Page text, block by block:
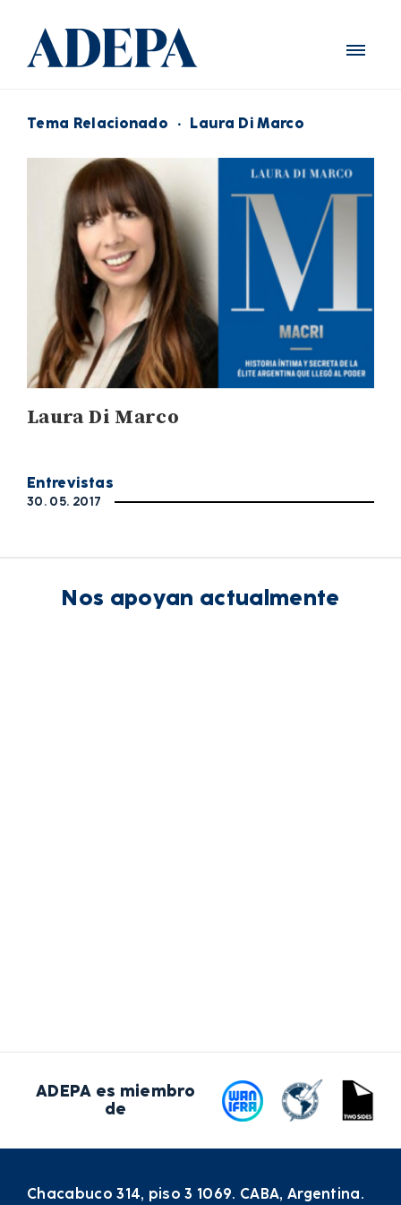
Tema Relacionado · Laura Di Marco
Laura Di Marco
Entrevistas
30. 05. 2017
Nos apoyan actualmente
ADEPA es miembro
de
Chacabuco 314, piso 3 1069. CABA, Argentina.